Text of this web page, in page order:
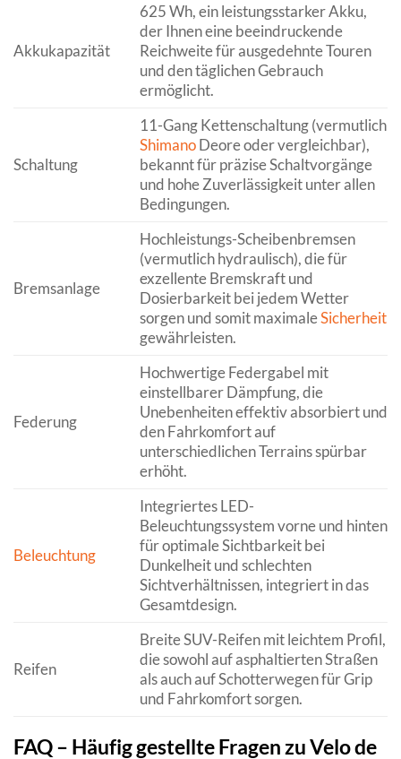
Akkukapazität
625 Wh, ein leistungsstarker Akku,
der Ihnen eine beeindruckende
Reichweite für ausgedehnte Touren
und den täglichen Gebrauch
ermöglicht.
Schaltung
11-Gang Kettenschaltung (vermutlich
ShimanoDeore oder vergleichbar),
bekannt für präzise Schaltvorgänge
und hohe Zuverlässigkeit unter allen
Bedingungen.
Bremsanlage
Hochleistungs-Scheibenbremsen
(vermutlich hydraulisch), die für
exzellente Bremskraft und
Dosierbarkeit bei jedem Wetter
sorgen und somit maximaleSicherheit
gewährleisten.
Federung
Hochwertige Federgabel mit
einstellbarer Dämpfung, die
Unebenheiten effektiv absorbiert und
den Fahrkomfort auf
unterschiedlichen Terrains spürbar
erhöht.
Beleuchtung
Integriertes LED-
Beleuchtungssystem vorne und hinten
für optimale Sichtbarkeit bei
Dunkelheit und schlechten
Sichtverhältnissen, integriert in das
Gesamtdesign.
Reifen
Breite SUV-Reifen mit leichtem Profil,
die sowohl auf asphaltierten Straßen
als auch auf Schotterwegen für Grip
und Fahrkomfort sorgen.
FAQ – Häufig gestellte Fragen zu Velo de